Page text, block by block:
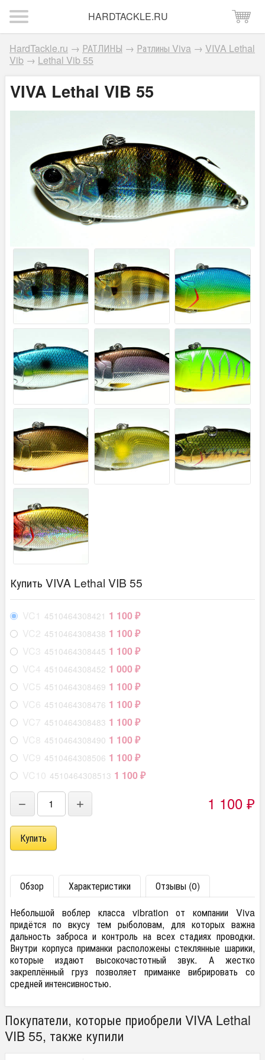
HARDTACKLE.RU
HardTackle.ru → РАТЛИНЫ → Ратлины Viva → VIVA Lethal
Vib → Lethal Vib 55
VIVA Lethal VIB 55
Купить VIVA Lethal VIB 55
VC1 4510464308421 1 100₽
VC2 4510464308438 1 100₽
VC3 4510464308445 1 100₽
VC4 4510464308452 1 000₽
VC5 4510464308469 1 100₽
VC6 4510464308476 1 100₽
VC7 4510464308483 1 100₽
VC8 4510464308490 1 100₽
VC9 4510464308506 1 100₽
VC10 4510464308513 1 100₽
− + 1 100 ₽
Обзор Характеристики
Отзывы (0)
Небольшой воблер класса vibration от компании Viva
придётся по вкусу тем рыболовам, для которых важна
дальность заброса и контроль на всех стадиях проводки.
Внутри корпуса приманки расположены стеклянные шарики,
которые издают высокочастотный звук. А жестко
закреплённый груз позволяет приманке вибрировать со
средней интенсивностью.
Покупатели, которые приобрели VIVA Lethal
VIB 55, также купили